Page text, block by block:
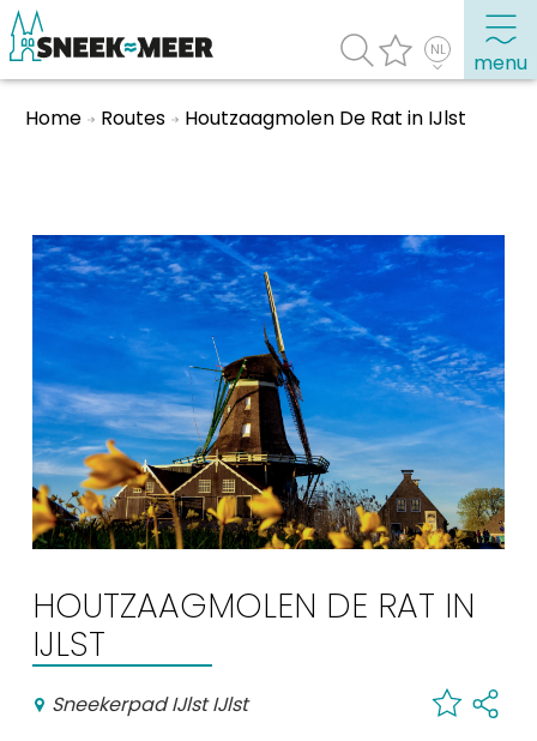
menu
Praktische informatie
Toeristische informatie
Bezienswaardigheden
Winkelen, uitgaan en doen
Eten, drinken & uitgaan
Watersport
Overnachten
Winkelen
En meer
Arrangementen
Jouw Sneek
Home Routes Houtzaagmolen De Rat in IJlst
HOUTZAAGMOLEN DE RAT IN
IJLST
Sneekerpad IJlst IJlst